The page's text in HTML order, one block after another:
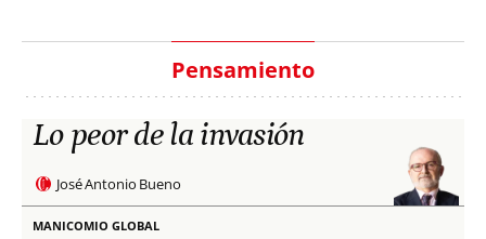
Pensamiento
Lo peor de la invasión
José Antonio Bueno
MANICOMIO GLOBAL